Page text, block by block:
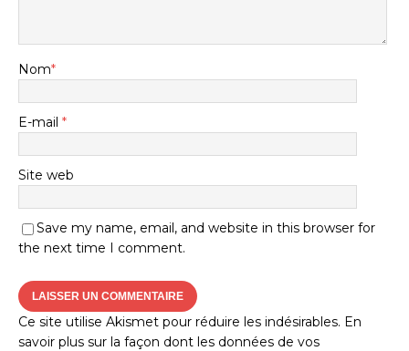
Nom*
E-mail *
Site web
Save my name, email, and website in this browser for
the next time I comment.
Ce site utilise Akismet pour réduire les indésirables. En
savoir plus sur la façon dont les données de vos